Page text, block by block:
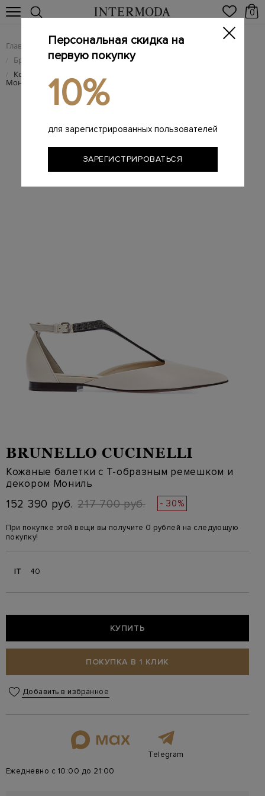
0
Главная Женщинам / Женская обувь
/ Брендовые женские туфли
/ Кожаные балетки с Т-образным ремешком и декором
Мониль
BRUNELLO CUCINELLI
Кожаные балетки с Т-образным ремешком и
декором Мониль
152 390 руб. 217 700 руб. - 30%
При покупке этой вещи вы получите 0 рублей на следующую
покупку!
IT 40
КУПИТЬ
ПОКУПКА В 1 КЛИК
Добавить в избранное
Telegram
Ежедневно с 10:00 до 21:00
Персональная скидка на
первую покупку
10%
для зарегистрированных пользователей
ЗАРЕГИСТРИРОВАТЬСЯ